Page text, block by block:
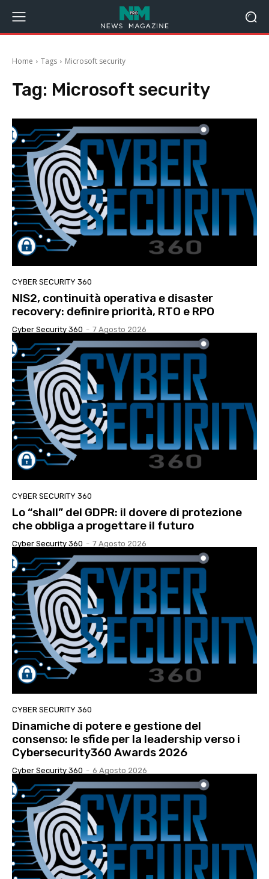
Home Tags Microsoft security
Tag: Microsoft security
CYBER SECURITY 360
NIS2, continuità operativa e disaster
recovery: definire priorità, RTO e RPO
Cyber Security 360 - 7 Agosto 2026
CYBER SECURITY 360
Lo “shall” del GDPR: il dovere di protezione
che obbliga a progettare il futuro
Cyber Security 360 - 7 Agosto 2026
CYBER SECURITY 360
Dinamiche di potere e gestione del
consenso: le sfide per la leadership verso i
Cybersecurity360 Awards 2026
Cyber Security 360 - 6 Agosto 2026